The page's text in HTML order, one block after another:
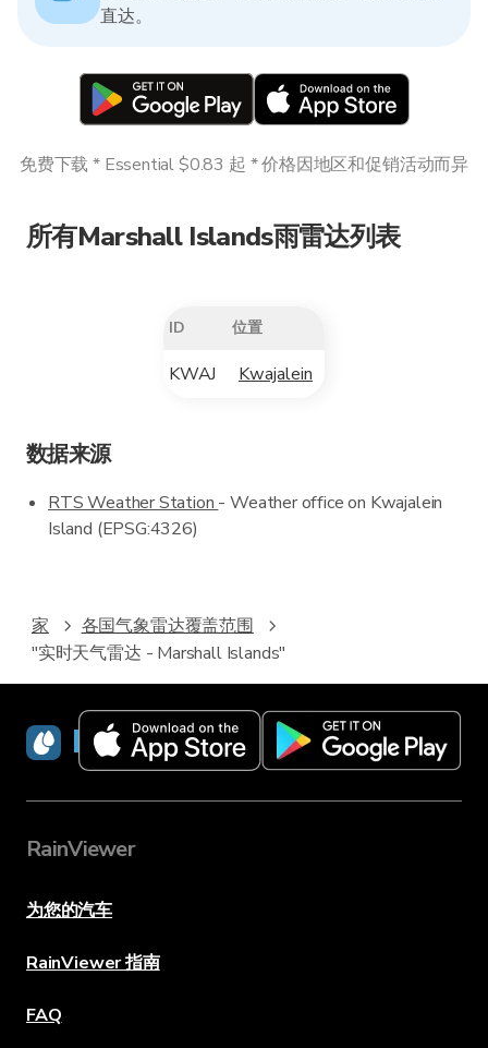
直达。
免费下载 * Essential $0.83 起 * 价格因地区和促销活动而异
所有Marshall Islands雨雷达列表
ID 位置
KWAJ Kwajalein
数据来源
RTS Weather Station - Weather office on Kwajalein
Island (EPSG:4326)
家
各国气象雷达覆盖范围
"实时天气雷达 - Marshall Islands"
RainViewer
RainViewer
为您的汽车
RainViewer 指南
FAQ